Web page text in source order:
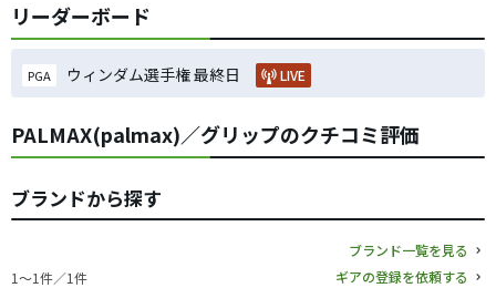
リーダーボード
PGA ウィンダム選手権 最終日 LIVE
PALMAX(palmax)／グリップのクチコミ評価
ブランドから探す
1〜1件／1件
ブランド一覧を見る
ギアの登録を依頼する